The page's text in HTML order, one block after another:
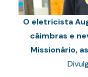
O eletricista
câimbras e
Missionário,